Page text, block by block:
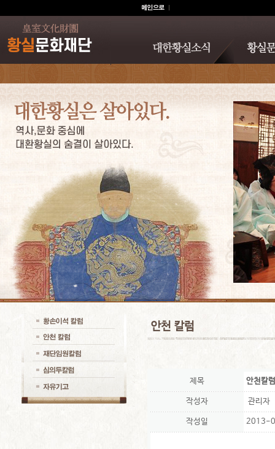
제목 안천칼
작성자 관리자
작성일 2013-